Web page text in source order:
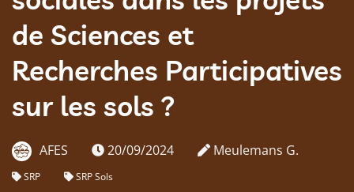
de Sciences et
Recherches Participatives
sur les sols ?
AFES 20/09/2024 Meulemans G.
SRP SRP Sols